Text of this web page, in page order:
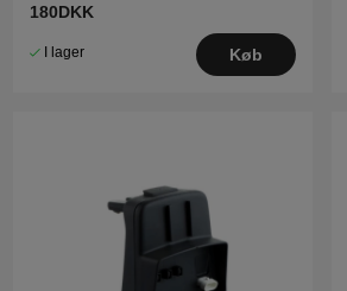
180DKK
I lager Køb